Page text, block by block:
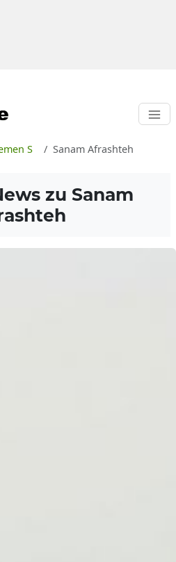
S Sanam Afrashteh
zu Sanam